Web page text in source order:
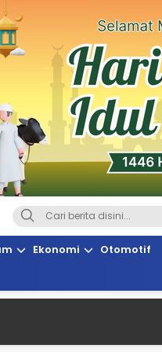
Suaranya Rakyat Sulteng
Ekonomi Otomotif